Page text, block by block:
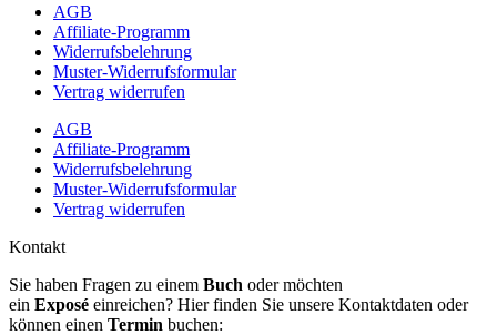
AGB
Affiliate-Programm
Widerrufsbelehrung
Muster-Widerrufsformular
Vertrag widerrufen
AGB
Affiliate-Programm
Widerrufsbelehrung
Muster-Widerrufsformular
Vertrag widerrufen
Kontakt
Sie haben Fragen zu einem Buch oder möchten
ein Exposé einreichen? Hier finden Sie unsere Kontaktdaten oder
können einen Termin buchen: